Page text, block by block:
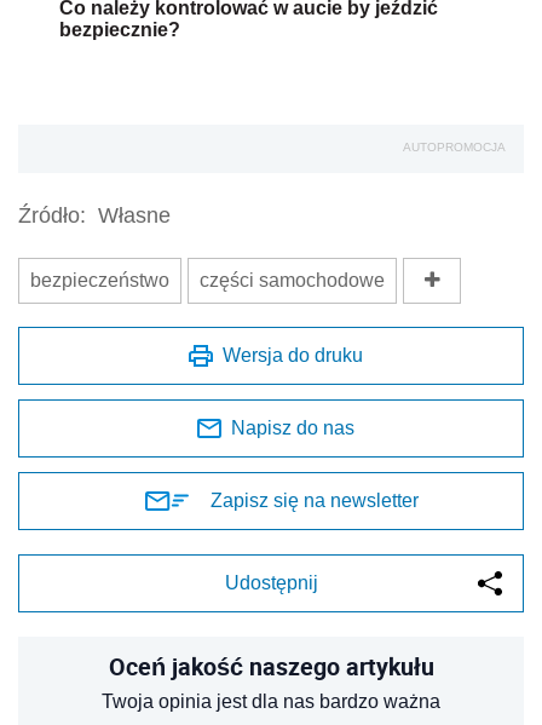
Co należy kontrolować w aucie by jeździć
bezpiecznie?
AUTOPROMOCJA
Źródło: Własne
bezpieczeństwo części samochodowe
Wersja do druku
Napisz do nas
Zapisz się na newsletter
Udostępnij
Oceń jakość naszego artykułu
Twoja opinia jest dla nas bardzo ważna